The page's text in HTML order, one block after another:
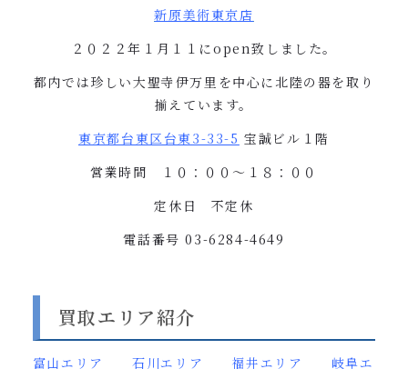
新原美術東京店
２０２２年１月１１にopen致しました。
都内では珍しい大聖寺伊万里を中心に北陸の器を取り
揃えています。
東京都台東区台東3-33-5 宝誠ビル１階
営業時間 １０：００〜１８：００
定休日 不定休
電話番号 03-6284-4649
買取エリア紹介
富山エリア 石川エリア 福井エリア 岐阜エ